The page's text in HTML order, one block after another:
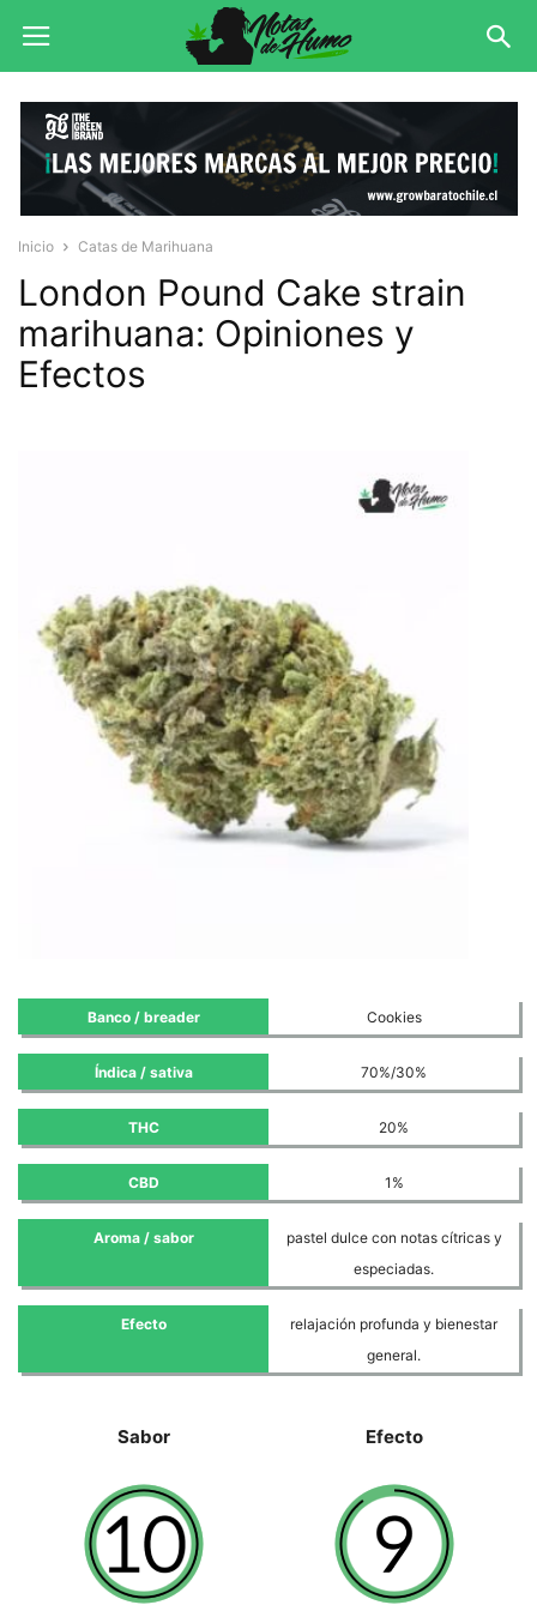
Inicio Catas de Marihuana
London Pound Cake strain
marihuana: Opiniones y
Efectos
Banco / breader Cookies
Índica / sativa 70%/30%
THC 20%
CBD 1%
Aroma / sabor
pastel dulce con notas cítricas y
especiadas.
Efecto
relajación profunda y bienestar
general.
Sabor Efecto